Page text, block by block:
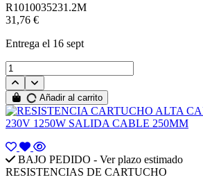
R1010035231.2M
31,76 €
Entrega el 16 sept
Añadir al carrito
BAJO PEDIDO - Ver plazo estimado
RESISTENCIAS DE CARTUCHO